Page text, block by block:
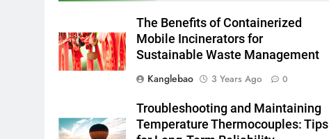
The Benefits of Containerized
Mobile Incinerators for
Sustainable Waste Management
Kanglebao
3 Years Ago 0
Troubleshooting and Maintaining
Temperature Thermocouples: Tips